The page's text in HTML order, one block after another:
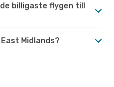
billigaste flygen till
Midlands?